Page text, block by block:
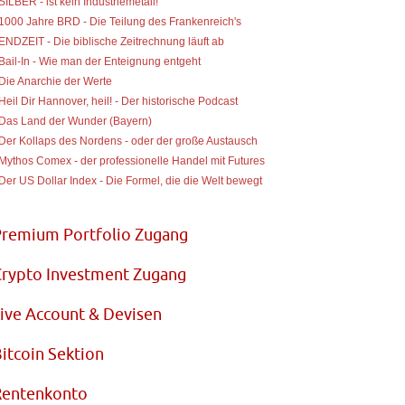
Jahre BRD - Die Teilung des Frankenreich's
- Die biblische Zeitrechnung läuft ab
In - Wie man der Enteignung entgeht
Anarchie der Werte
Dir Hannover, heil! - Der historische Podcast
Land der Wunder (Bayern)
Kollaps des Nordens - oder der große Austausch
Comex - der professionelle Handel mit Futures
US Dollar Index - Die Formel, die die Welt bewegt
Portfolio Zugang
Investment Zugang
Account & Devisen
Sektion